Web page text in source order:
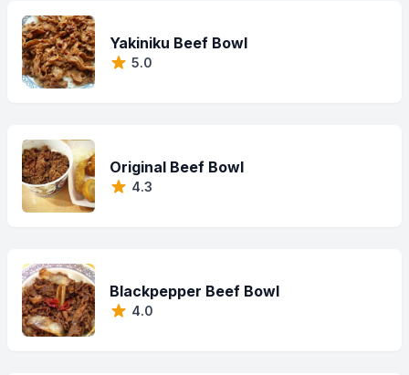
Yakiniku Beef Bowl
5.0
Original Beef Bowl
4.3
Blackpepper Beef Bowl
4.0